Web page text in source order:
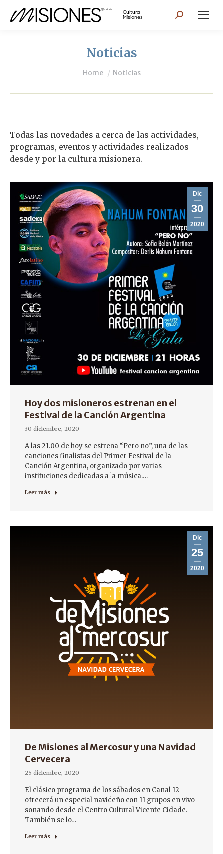
Search:
Noticias
You are here:
Home Noticias
Todas las novedades a cerca de las actividades,
programas, eventos y actividades realizados
desde y por la cultura misionera.
Dic
30
2020
Hoy dos misioneros estrenan en el
Festival de la Canción Argentina
30 diciembre, 2020
A las 21.00 de hoy se estrena “Pero no”, una de las
canciones finalistas del Primer Festival de la
Canción Argentina, organizado por varias
instituciones dedicadas a la música.…
Leer más
Dic
25
2020
De Misiones al Mercosur y una Navidad
Cervecera
25 diciembre, 2020
El clásico programa de los sábados en Canal 12
ofrecerá un especial navideño con 11 grupos en vivo
sonando desde el Centro Cultural Vicente Cidade.
También se lo…
Leer más